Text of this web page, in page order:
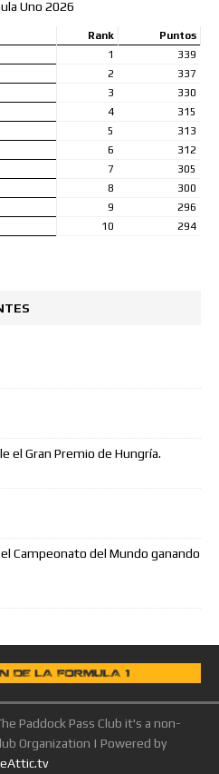
Uno 2026
Rank
Puntos
1
339
2
337
3
330
4
315
5
313
6
312
7
305
8
300
9
296
10 294
el Gran Premio de Hungría.
Campeonato del Mundo ganando
Paddock Pass Club it's a non-
Organization | Powered by